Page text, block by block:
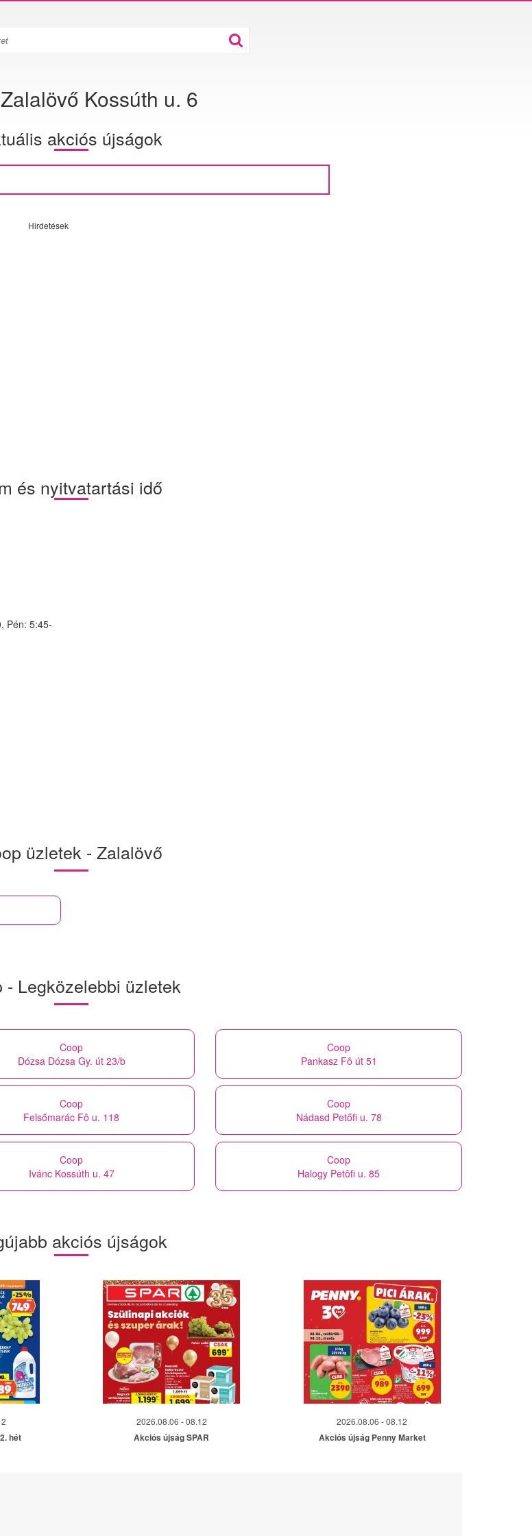
Kossúth u. 6
akciós újságok
Hirdetések
és nyitvatartási idő
Pén: 5:45-
üzletek - Zalalövő
- Legközelebbi üzletek
Coop
Dózsa Dózsa Gy. út 23/b
Coop
Pankasz Fô út 51
Coop
Felsőmarác Fô u. 118
Coop
Nádasd Petőfi u. 78
Coop
Ivánc Kossúth u. 47
Coop
Halogy Petôfi u. 85
akciós újságok
hét
2026.08.06 - 08.12
Akciós újság SPAR
2026.08.06 - 08.12
Akciós újság Penny Market